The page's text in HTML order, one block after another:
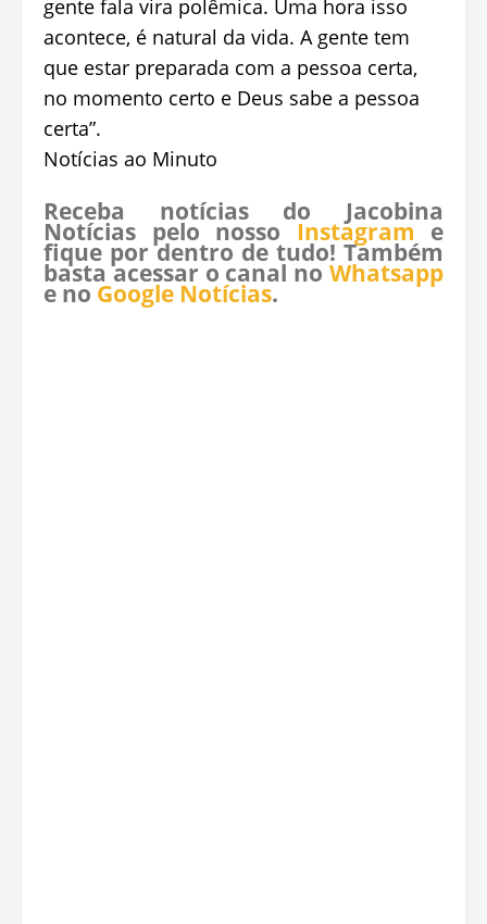
gente fala vira polêmica. Uma hora isso
acontece, é natural da vida. A gente tem
que estar preparada com a pessoa certa,
no momento certo e Deus sabe a pessoa
certa”.
Notícias ao Minuto
Receba notícias do Jacobina
Notícias pelo nosso Instagram e
fique por dentro de tudo! Também
basta acessar o canal no Whatsapp
e no Google Notícias.